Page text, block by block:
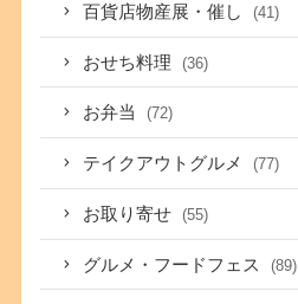
百貨店物産展・催し (41)
おせち料理 (36)
お弁当 (72)
テイクアウトグルメ (77)
お取り寄せ (55)
グルメ・フードフェス (89)